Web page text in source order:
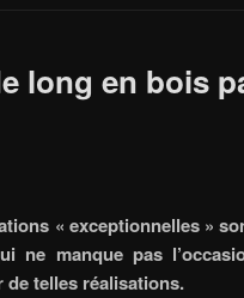
long en bois
« exceptionnelles »
ne manque pas
de telles réalisations.